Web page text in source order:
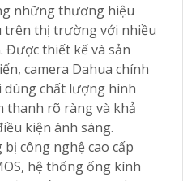
những thương hiệu
trên thị trường với nhiều
Được thiết kế và sản
camera Dahua chính
dùng chất lượng hình
thanh rõ ràng và khả
kiện ánh sáng.
công nghệ cao cấp
hệ thống ống kính